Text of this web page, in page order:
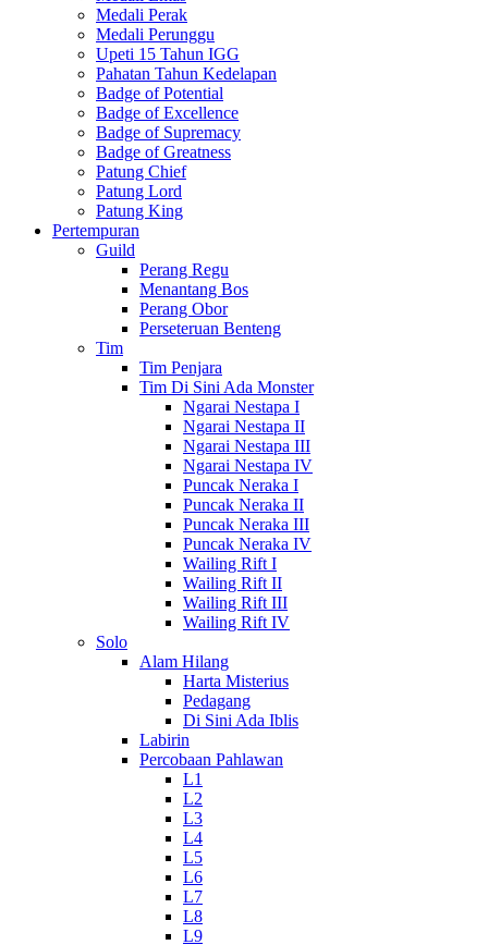
Medali Perak
Medali Perunggu
Upeti 15 Tahun IGG
Pahatan Tahun Kedelapan
Badge of Potential
Badge of Excellence
Badge of Supremacy
Badge of Greatness
Patung Chief
Patung Lord
Patung King
Pertempuran
Guild
Perang Regu
Menantang Bos
Perang Obor
Perseteruan Benteng
Tim
Tim Penjara
Tim Di Sini Ada Monster
Ngarai Nestapa I
Ngarai Nestapa II
Ngarai Nestapa III
Ngarai Nestapa IV
Puncak Neraka I
Puncak Neraka II
Puncak Neraka III
Puncak Neraka IV
Wailing Rift I
Wailing Rift II
Wailing Rift III
Wailing Rift IV
Solo
Alam Hilang
Harta Misterius
Pedagang
Di Sini Ada Iblis
Labirin
Percobaan Pahlawan
L1
L2
L3
L4
L5
L6
L7
L8
L9